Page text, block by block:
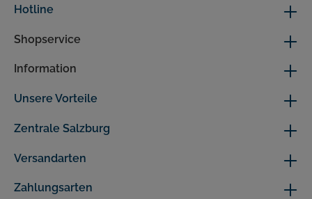
Hotline
Shopservice
Information
Unsere Vorteile
Versandarten
Zahlungsarten
Zentrale Salzburg